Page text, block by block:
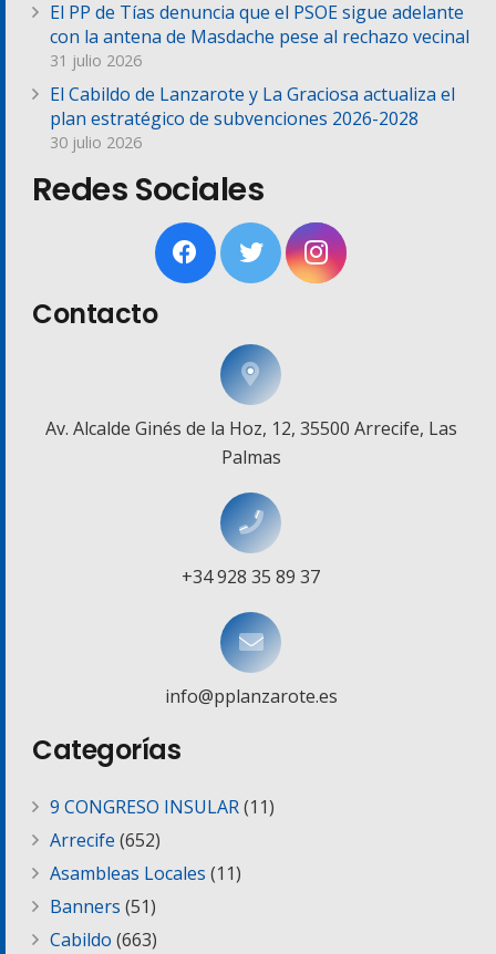
El PP de Tías denuncia que el PSOE sigue adelante
con la antena de Masdache pese al rechazo vecinal
31 julio 2026
El Cabildo de Lanzarote y La Graciosa actualiza el
plan estratégico de subvenciones 2026-2028
30 julio 2026
Redes Sociales
Contacto
Av. Alcalde Ginés de la Hoz, 12, 35500 Arrecife, Las
Palmas
+34 928 35 89 37
info@pplanzarote.es
Categorías
9 CONGRESO INSULAR(11)
Arrecife (652)
Asambleas Locales (11)
Banners (51)
Cabildo (663)